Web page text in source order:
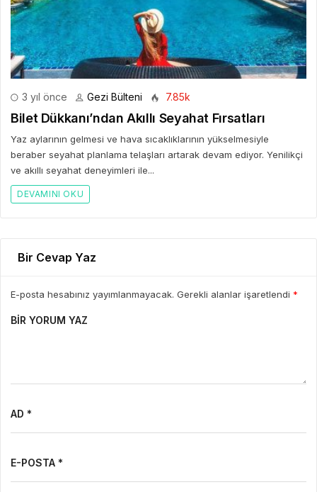
3 yıl önce Gezi Bülteni 7.85k
Bilet Dükkanı’ndan Akıllı Seyahat Fırsatları
Yaz aylarının gelmesi ve hava sıcaklıklarının yükselmesiyle
beraber seyahat planlama telaşları artarak devam ediyor. Yenilikçi
ve akıllı seyahat deneyimleri ile...
DEVAMINI OKU
Bir Cevap Yaz
E-posta hesabınız yayımlanmayacak. Gerekli alanlar işaretlendi *
BIR YORUM YAZ
AD *
E-POSTA *